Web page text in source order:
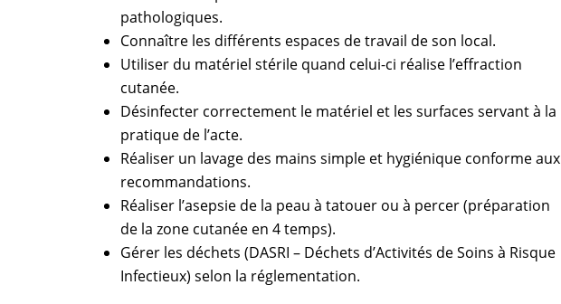
pathologiques.
Connaître les différents espaces de travail de son local.
Utiliser du matériel stérile quand celui-ci réalise l’effraction
cutanée.
Désinfecter correctement le matériel et les surfaces servant à la
pratique de l’acte.
Réaliser un lavage des mains simple et hygiénique conforme aux
recommandations.
Réaliser l’asepsie de la peau à tatouer ou à percer (préparation
de la zone cutanée en 4 temps).
Gérer les déchets (DASRI – Déchets d’Activités de Soins à Risque
Infectieux) selon la réglementation.